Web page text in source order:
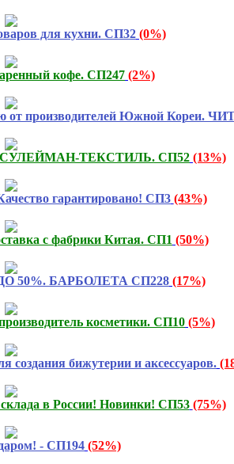
для кухни. СП32 (0%)
кофе. СП247 (2%)
от производителей Южной
от СУЛЕЙМАН-ТЕКСТИЛЬ. СП52 (13%)
гарантировано! СП3 (43%)
с фабрики Китая. СП1 (50%)
50%. БАРБОЛЕТА СП228 (17%)
косметики. СП10 (5%)
создания бижутерии и аксессуаров.
в России! Новинки! СП53 (75%)
- СП194 (52%)